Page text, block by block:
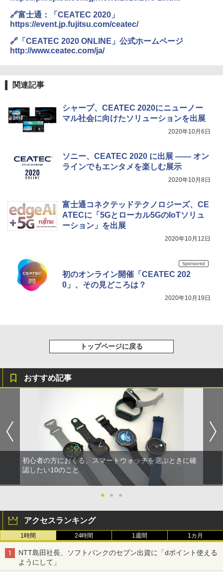
🔗富士通：「CEATEC 2020」
https://event.jp.fujitsu.com/ceatec/
🔗「CEATEC 2020 ONLINE」公式ホームページ
http://www.ceatec.com/ja/
関連記事
シャープ、CEATEC 2020にニューノー
マル社会に向けたソリューションを出展
2020年10月6日
ソニー、CEATEC 2020 に出展 ―― オン
ラインでもエンタメを楽しむ展示
2020年10月8日
富士通コネクテッドテクノロジーズ、CE
ATECに「5Gとローカル5GのIoTソリュ
ーション」を出展
2020年10月12日
初のオンライン開催「CEATEC 202
0」、その見どころは？
2020年10月19日
トップページに戻る
おすすめ記事
初心者の方におくる、スマートウォッチを選ぶときに確
認したい10のこと
● ● ●
アクセスランキング
1時間 24時間 1週間 1カ月
NTT島田社長、ソフトバンクのセブン出資に「dポイント使える
ようにして」